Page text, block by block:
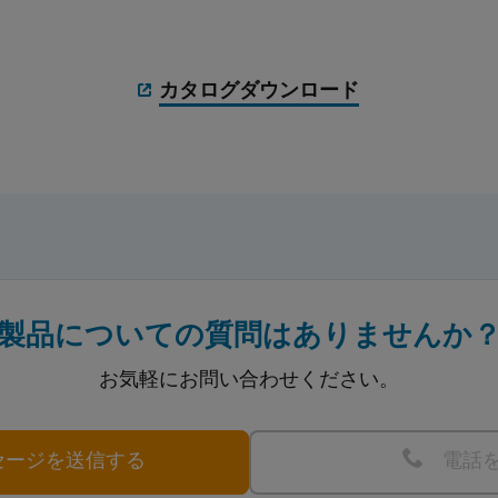
カタログダウンロード
品についての質問はありませんか？
お気軽にお問い合わせください。
ージを送信する 電話